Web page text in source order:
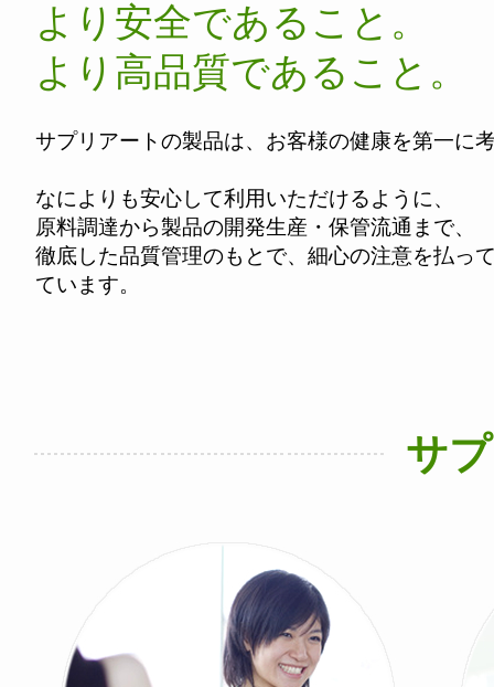
より安全であること。
より高品質であること。
サプリアートの製品は、お客様の健康を第一に
なによりも安心して利用いただけるように、
原料調達から製品の開発生産・保管流通まで、
徹底した品質管理のもとで、細心の注意を払っ
ています。
サ